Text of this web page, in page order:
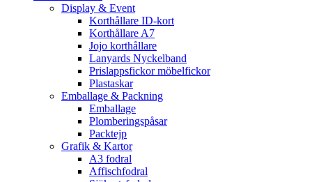
Display & Event
Korthållare ID-kort
Korthållare A7
Jojo korthållare
Lanyards Nyckelband
Prislappsfickor möbelfickor
Plastaskar
Emballage & Packning
Emballage
Plomberingspåsar
Packtejp
Grafik & Kartor
A3 fodral
Affischfodral